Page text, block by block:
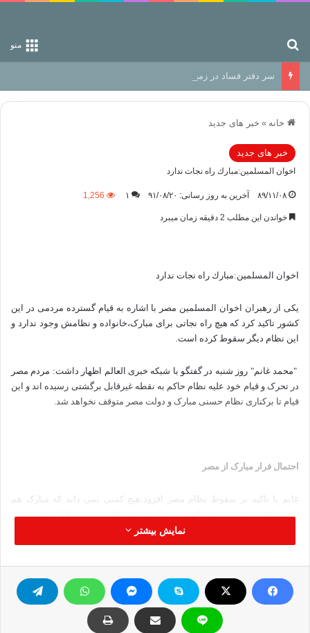
منو
سر دفتر فساد در زمین‌، دوری وکناره‌گیری از راه خداست‌!
خانه » خبر های جدید
خبر های جدید
اخوان المسلمين:مبارك راه نجات ندارد
۸۹/۱۱/۰۸ آخرین به روز رسانی: ۹۱/۰۸/۲۰ ۱ 1,256
خواندن این مطلب 2 دقیقه زمان میبرد
اخوان المسلمين:مبارك راه نجات ندارد
یکی از رهبران اخوان المسلمین مصر با اشاره به قیام گسترده مردمی در این
کشور تاکید کرد که هیچ راه نجاتی برای مبارک،خانواده و نظامش وجود ندارد و
این نظام دیگر سقوط کرده است.
"محمد غانم" روز شنبه در گفتگو با شبکه خبری العالم اظهار داشت: مردم مصر
در تحرک و قیام خود علیه نظام حاکم به نقطه غیرقابل برگشتی رسیده اند و این
قیام تا برکناری نظام حسنی مبارک و دولت مصر متوقف نخواهد شد.
احتمال فرار مبارک از مصر
غانم با تاکید بر سقوط نظام مصر افزود:هیچ کسی نمی داند که مبارک هم
اکنون کجاست و این در حالی است که برخی اطلاعات از ترک کشور توسط
حقوق از دست رفته و از جمله آزادی را برای خود به ارمغان بیاورد و دیگر عقب
نشینی نخواهد کرد.
این رهبر اخوان المسلمین خاطرنشان کرد: زمانی که یک ملت به دنبال
نمایش بیشتر